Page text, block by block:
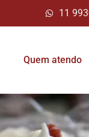
11
Quem atendo